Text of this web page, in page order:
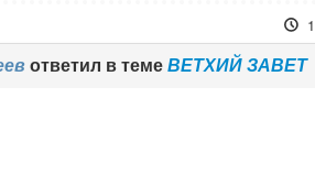
ответил в темеВЕТХИЙ ЗАВЕТ